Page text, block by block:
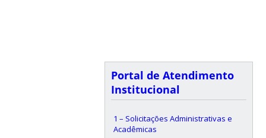
Portal de Atendimento
Institucional
1 – Solicitações Administrativas e
Acadêmicas